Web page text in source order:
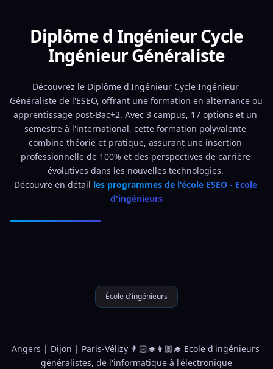
Diplôme d Ingénieur Cycle
Ingénieur Généraliste
Découvrez le Diplôme d'Ingénieur Cycle Ingénieur
Généraliste de l'ESEO, offrant une formation en alternance ou
apprentissage post-Bac+2. Avec 3 campus, 17 options et un
semestre à l'international, cette formation polyvalente
combine théorie et pratique, assurant une insertion
professionnelle de 100% et des perspectives de carrière
évolutives dans les nouvelles technologies.
Découvre en détail les programmes de l'école ESEO - Ecole
d'ingénieurs
École d'ingénieurs
Angers | Dijon | Paris-Vélizy 👨🏻‍🎓👩🏼‍🎓 Ecole d'ingénieurs
généralistes, de l'informatique à l'électronique